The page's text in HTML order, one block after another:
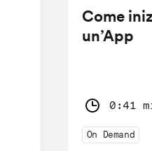
Come
un’App
0:41
On Demand